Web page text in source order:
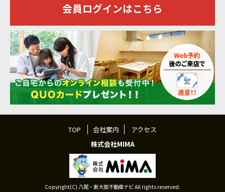
会員ログインはこちら
TOP 会社案内
アクセス
株式会社MIMA
Copyright(C) 八尾・東大阪不動産ナビ All rights reserved.